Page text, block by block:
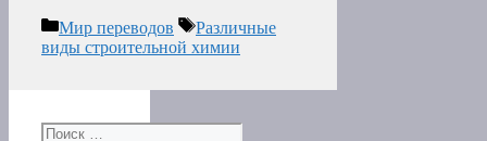
Рубрики
Мир переводов Метки
Различные
виды строительной химии
Поиск: